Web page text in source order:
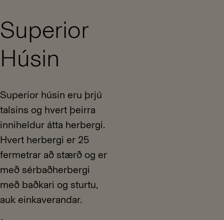
Superior
Húsin
Superior húsin eru þrjú
talsins og hvert þeirra
inniheldur átta herbergi.
Hvert herbergi er 25
fermetrar að stærð og er
með sérbaðherbergi
með baðkari og sturtu,
auk einkaverandar.